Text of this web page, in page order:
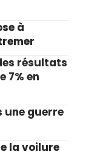
à
résultats
7% en
une guerre
la voilure